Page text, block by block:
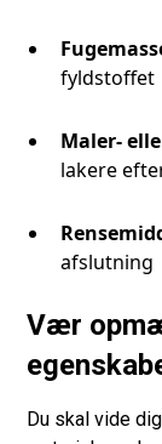
fyldstoffet
Maler-
lakere
afslutning
Vær
Du skal vide